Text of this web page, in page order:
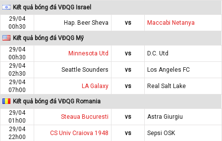
Kết quả bóng đá VĐQG Israel
29/04
00h30
Hap. Beer Sheva vs Maccabi Netanya
Kết quả bóng đá VĐQG Mỹ
29/04
00h30
Minnesota Utd vs
D.C. Utd
29/04
02h30
Seattle Sounders vs
Los Angeles FC
29/04
07h00
LA Galaxy vs Real Salt Lake
Kết quả bóng đá VĐQG Romania
29/04
01h00
Steaua Bucuresti vs
Astra Giurgiu
29/04
22h00
CS Univ Craiova 1948 vs Sepsi OSK